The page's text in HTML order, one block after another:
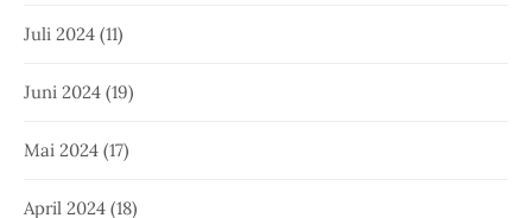
Juli 2024 (11)
Juni 2024 (19)
Mai 2024 (17)
April 2024 (18)